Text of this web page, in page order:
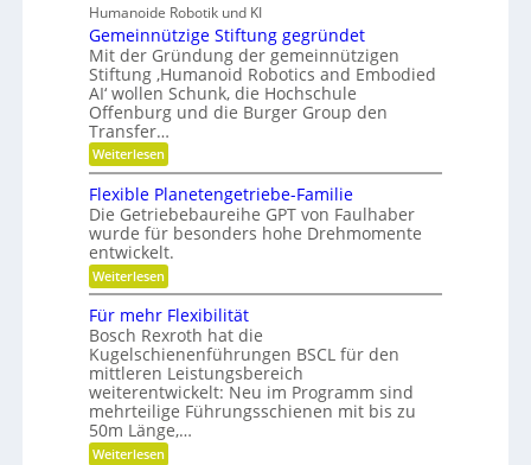
r
ä
z
i
s
i
o
n
i
l
ä
t
,
y
n
a
m
i
k
u
n
d
P
l
a
e
i
F
r
s
t
e
n
,
e
i
n
e
V
e
r
a
n
t
w
o
r
t
u
n
g
Humanoide Robotik und KI
Gemeinnützige Stiftung gegründet
Mit der Gründung der gemeinnützigen
Stiftung ‚Humanoid Robotics and Embodied
AI‘ wollen Schunk, die Hochschule
Offenburg und die Burger Group den
Transfer…
Weiterlesen:
G
e
m
e
i
n
n
ü
z
i
g
e
S
t
i
f
t
Flexible Planetengetriebe-Familie
Die Getriebebaureihe GPT von Faulhaber
wurde für besonders hohe Drehmomente
entwickelt.
Weiterlesen:
F
e
x
i
b
l
e
P
l
a
Für mehr Flexibilität
Bosch Rexroth hat die
Kugelschienenführungen BSCL für den
mittleren Leistungsbereich
weiterentwickelt: Neu im Programm sind
mehrteilige Führungsschienen mit bis zu
50m Länge,…
Weiterlesen: